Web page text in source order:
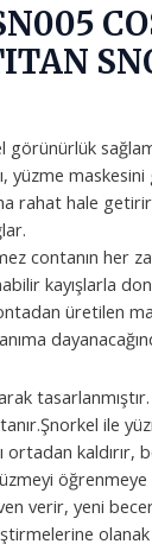
görünürlük
yüzme maskesini
rahat hale
contanın her
kayışlarla
üretilen
ile
ortadan kaldırır,
verir, yeni
olanak